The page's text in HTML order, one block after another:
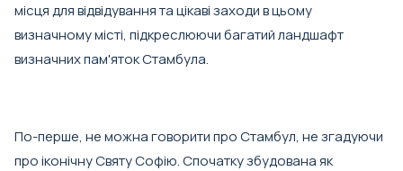
місця для відвідування та цікаві заходи в цьому
визначному місті, підкреслюючи багатий ландшафт
визначних пам'яток Стамбула.
По-перше, не можна говорити про Стамбул, не згадуючи
про іконічну Святу Софію. Спочатку збудована як